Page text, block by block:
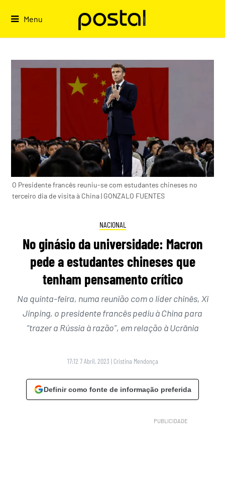
Menu
O Presidente francês reuniu-se com estudantes chineses no
terceiro dia de visita à China | GONZALO FUENTES
NACIONAL
No ginásio da universidade: Macron
pede a estudantes chineses que
tenham pensamento crítico
Na quinta-feira, numa reunião com o líder chinês, Xi
Jinping, o presidente francês pediu à China para
“trazer a Rússia à razão”, em relação à Ucrânia
17:12 7 Abril, 2023 | Cristina Mendonça
Definir como fonte de informação preferida